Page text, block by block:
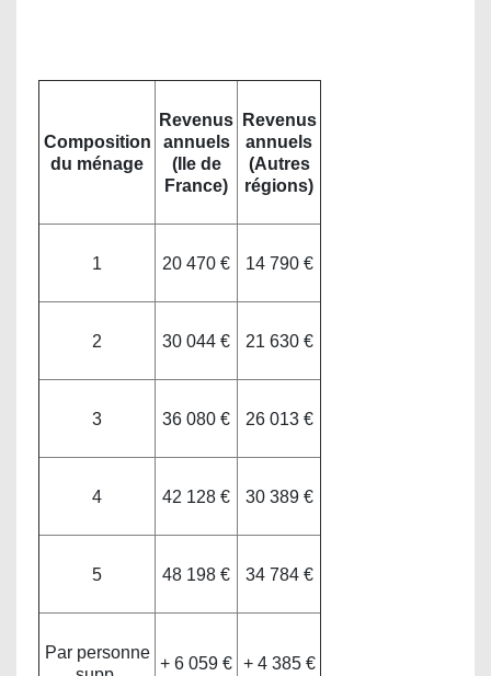
Composition
du ménage
Revenus
annuels
(Ile de
France)
Revenus
annuels
(Autres
régions)
1 20 470 € 14 790 €
2 30 044 € 21 630 €
3 36 080 € 26 013 €
4 42 128 € 30 389 €
5 48 198 € 34 784 €
Par personne
+ 6 059 € + 4 385 €